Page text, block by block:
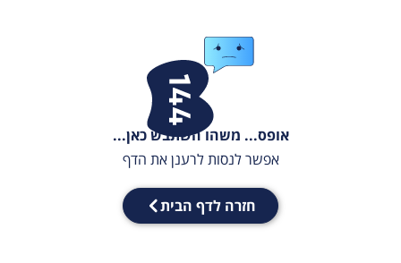
אופס... משהו השתבש כאן...
אפשר לנסות לרענן את הדף
חזרה לדף הבית